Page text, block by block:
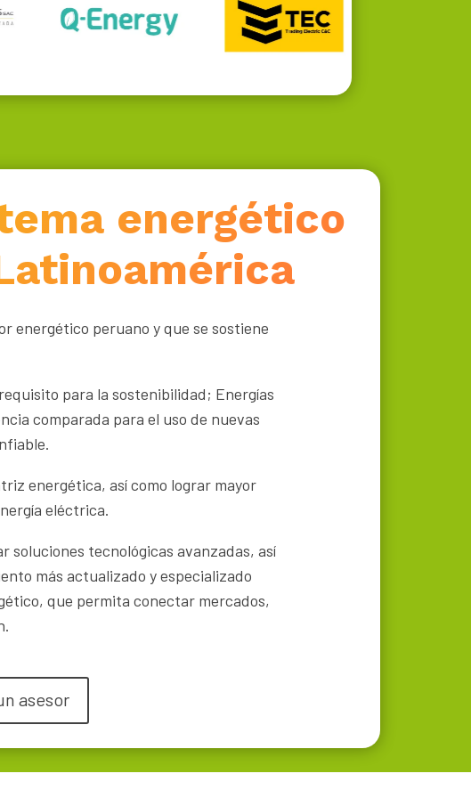
energético
energético peruano y que se sostiene
para la sostenibilidad; Energías
comparada para el uso de nuevas
energética, así como lograr mayor
eléctrica.
tecnológicas avanzadas, así
más actualizado y especializado
que permita conectar mercados,
asesor